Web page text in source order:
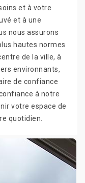
et à votre
et à une
nous assurons
hautes normes
de la ville, à
environnants,
de confiance
à notre
votre espace de
quotidien.